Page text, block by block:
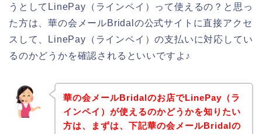
うとしてLinePay（ラインペイ）って使えるの？と思っ
た方は、華の会メールBridalの公式サイトに直接アクセ
スして、LinePay（ラインペイ）の支払いに対応してい
るのかどうかを確認されるといいですよ♪
華の会メールBridalのお店でLinePay（ラ
インペイ）が使えるのかどうかを知りたい
方は、まずは、下記華の会メールBridalの